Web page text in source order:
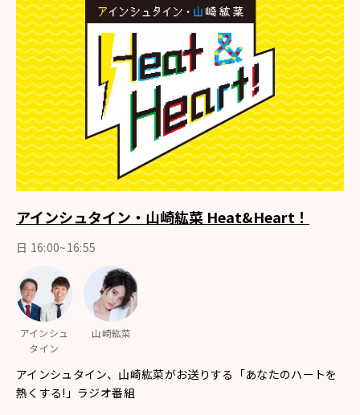
アインシュタイン・山崎紘菜 Heat&Heart！
日 16:00~16:55
アインシュ
タイン
山崎紘菜
アインシュタイン、山崎紘菜がお送りする「あなたのハートを
熱くする!」ラジオ番組